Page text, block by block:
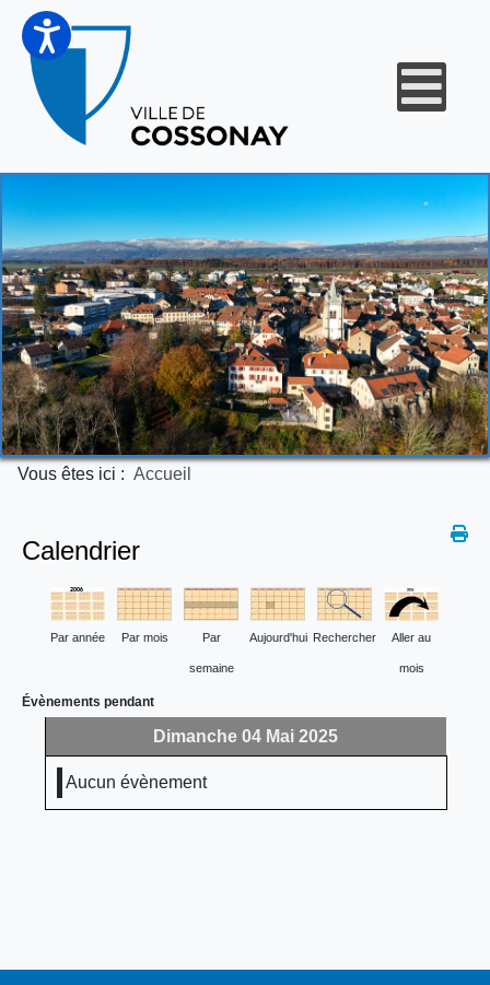
Vous êtes ici : Accueil
Calendrier
Par année Par mois Par
semaine
Aujourd'hui Rechercher Aller au
mois
Évènements pendant
Dimanche 04 Mai 2025
Aucun évènement